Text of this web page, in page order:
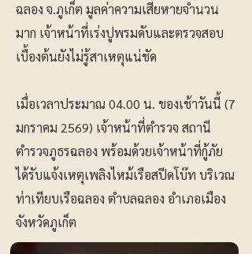
ฉลอง จ.ภูเก็ต มูลค่าความเสียหายจำนวน
มาก เจ้าหน้าที่เร่งปูพรมดับและตรวจสอบ
เบื้องต้นยังไม่รู้สาเหตุแน่ชัด
เมื่อเวลาประมาณ 04.00 น. ของเช้าวันนี้ (7
มกราคม 2569) เจ้าหน้าที่ตำรวจ สถานี
ตำรวจภูธรฉลอง พร้อมด้วยเจ้าหน้าที่กู้ภัย
ได้รับแจ้งเหตุเพลิงไหม้เรือสปีดโบ๊ท บริเวณ
ท่าเทียบเรือฉลอง ตำบลฉลอง อำเภอเมือง
จังหวัดภูเก็ต